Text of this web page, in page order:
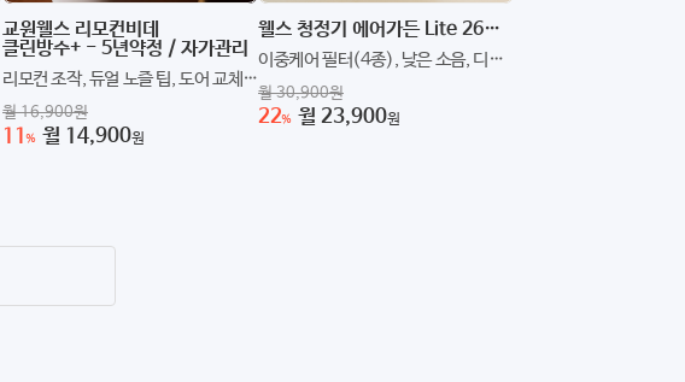
교원웰스 리모컨비데
클린방수+ - 5년약정 / 자가관리
리모컨 조작, 듀얼 노즐 팁, 도어 교체,
노즐자동세척
월 16,900원
11% 월 14,900원
웰스 청정기 에어가든 Lite 26평형 - 5년약정/자가관리
이중케어 필터(4종), 낮은 소음, 디자
인어워드 수상
월 30,900원
22% 월 23,900원